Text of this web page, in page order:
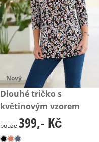
Nový
399,- Kč
Dlouhé tričko s
květinovým vzorem
399,- Kč
pouze 399,- Kč